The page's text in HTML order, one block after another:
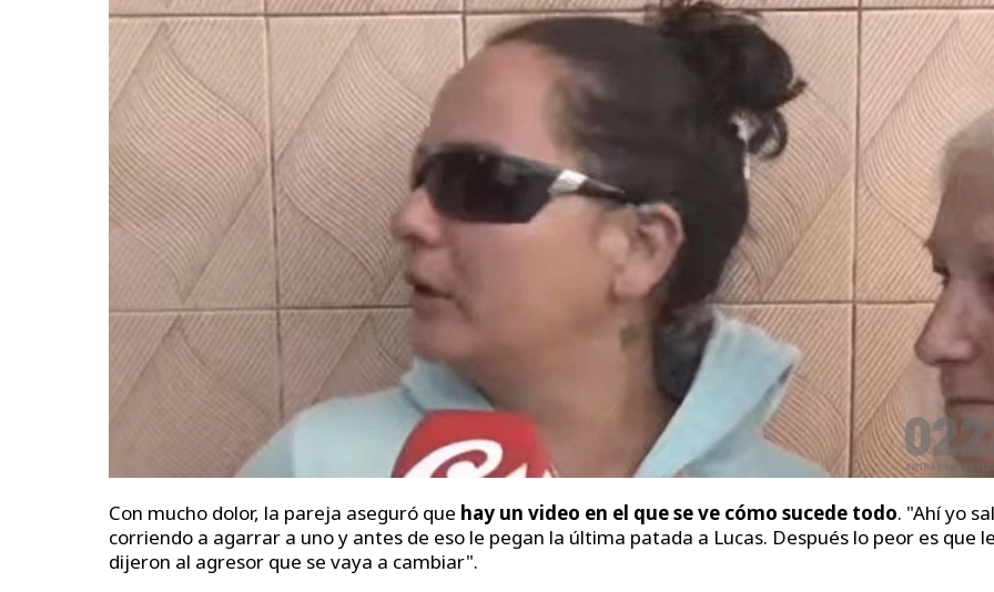
Con mucho dolor, la pareja aseguró que hay un video en el que se ve cómo sucede todo. "Ahí yo
corriendo a agarrar a uno y antes de eso le pegan la última patada a Lucas. Después lo peor es que
dijeron al agresor que se vaya a cambiar".